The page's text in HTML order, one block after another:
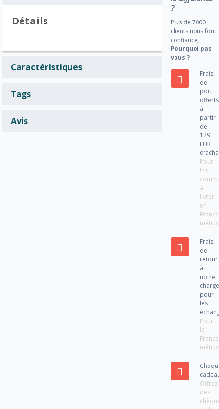
Détails
Caractéristiques
Tags
Avis
?
Plus de 7000
clients nous font
confiance,
Pourquoi pas
vous ?
Frais
de
port
offerts
à
partir
de
129
EUR
Pour
les
à
livrer
en
France
Frais
de
retour
à
notre
charge
pour
les
Pour
la
France
Offrez
des